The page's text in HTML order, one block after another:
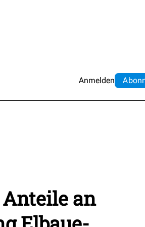
Anmelden Abo
an